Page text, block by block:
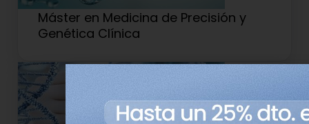
Máster en Medicina de Precisión y
Genética Clínica